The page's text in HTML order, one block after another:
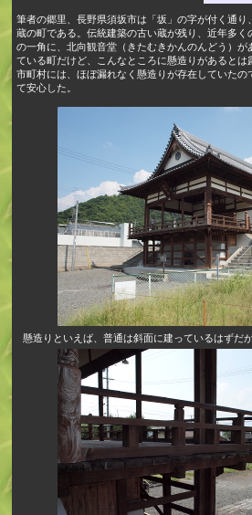
筆者の郷里、長野県須坂市は「坂」の字が付く通り
蔵の町である。伝統建築の古い蔵が残り、近年多く
の一角に、北向観音堂（きたむきかんのんどう）が
ている町だけど、こんなところに懸造りがあるとは
市町村には、ほぼ漏れなく懸造りが存在していたの
て安心した。
懸造りといえば、普通は斜面に建っているはずだ